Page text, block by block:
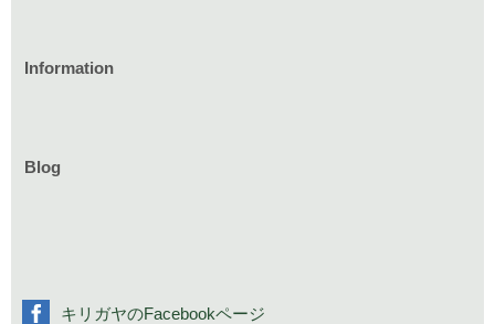
家づくりのイベント情報
Information
お知らせ一覧
Blog
社長の不定期日記
キリガヤのFacebookページ